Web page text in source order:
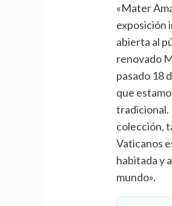
«Mater
exposición
abierta al
renovado
pasado 18
que
tradicional.
colección,
Vaticanos
habitada y
mundo».